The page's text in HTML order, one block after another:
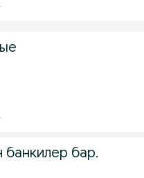
банкилер бар.